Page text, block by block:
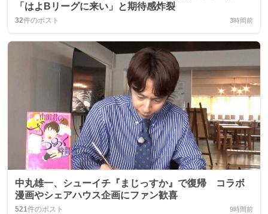
「はよBリーグに来い」と期待感炸裂
32件のポスト 3時間前
中丸雄一、シューイチ『まじっすか』で復帰 コラボ
漫画やシェアハウス企画にファン歓喜
521件のポスト 9時間前